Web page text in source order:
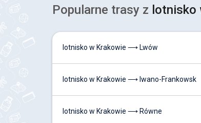
Popularne trasy z lotnisko
lotnisko w Krakowie ⟶ Lwów
lotnisko w Krakowie ⟶ Iwano-Frankowsk
lotnisko w Krakowie ⟶ Równe